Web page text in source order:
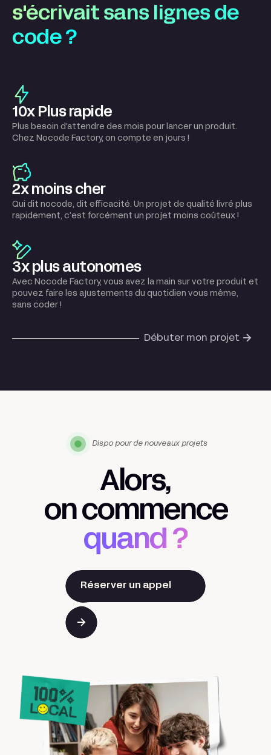
s'écrivait sans lignes de
code ?
10x Plus rapide
Plus besoin d’attendre des mois pour lancer un produit.
Chez Nocode Factory, on compte en jours !
2x moins cher
Qui dit nocode, dit efficacité. Un projet de qualité livré plus
rapidement, c’est forcément un projet moins coûteux !
3x plus autonomes
Avec Nocode Factory, vous avez la main sur votre produit et
pouvez faire les ajustements du quotidien vous même,
sans coder !
Débuter mon projet
Dispo pour de nouveaux projets
Alors,
on commence
quand ?
Réserver un appel